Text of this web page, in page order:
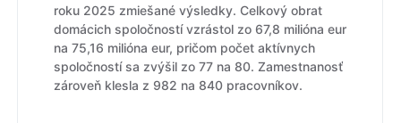
roku 2025 zmiešané výsledky. Celkový obrat
domácich spoločností vzrástol zo 67,8 milióna eur
na 75,16 milióna eur, pričom počet aktívnych
spoločností sa zvýšil zo 77 na 80. Zamestnanosť
zároveň klesla z 982 na 840 pracovníkov.